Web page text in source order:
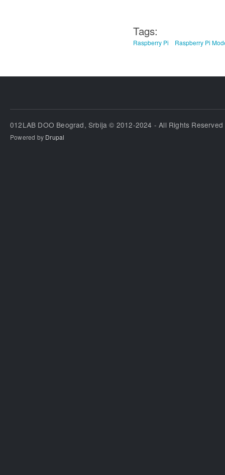
Tags:
Raspberry Pi Raspberry Pi
012LAB DOO Beograd, Srbija © 2012-2024 - All Rights Reserved
Powered by Drupal